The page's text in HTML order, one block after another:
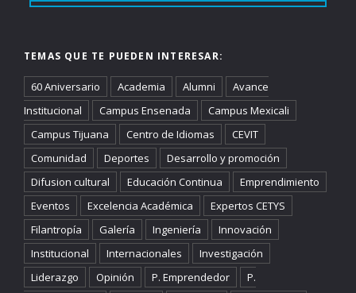
TEMAS QUE TE PUEDEN INTERESAR:
60 Aniversario Academia Alumni
Avance
Institucional
Campus Ensenada
Campus Mexicali
Campus Tijuana
Centro de Idiomas
CEVIT
Comunidad
Deportes
Desarrollo y promoción
Difusion cultural
Educación Continua
Emprendimiento
Eventos
Excelencia Académica
Expertos CETYS
Filantropía
Galería Ingeniería
Innovación
Institucional
Internacionales
Investigación
Liderazgo
Opinión P. Emprendedor
P.